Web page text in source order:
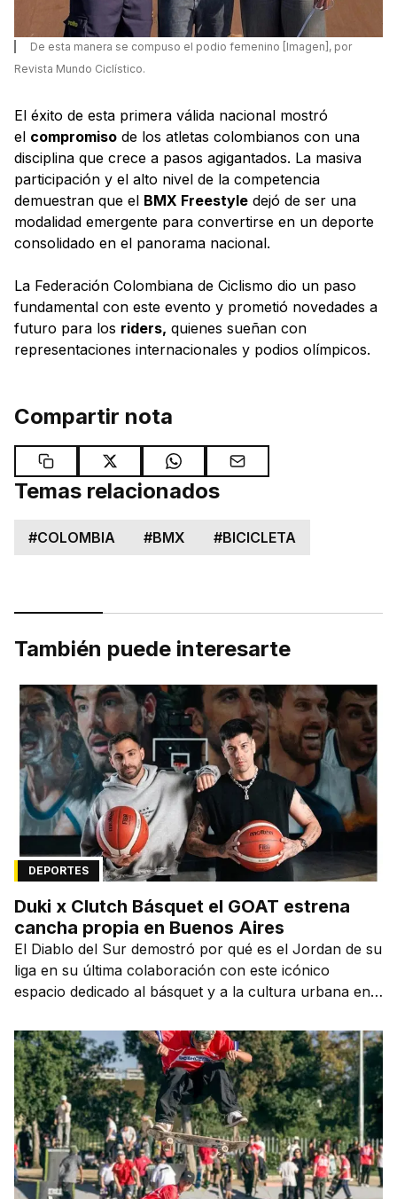
De esta manera se compuso el podio femenino [Imagen], por
Revista Mundo Ciclístico.
El éxito de esta primera válida nacional mostró
el compromiso de los atletas colombianos con una
disciplina que crece a pasos agigantados. La masiva
participación y el alto nivel de la competencia
demuestran que el BMX Freestyle dejó de ser una
modalidad emergente para convertirse en un deporte
consolidado en el panorama nacional.
La Federación Colombiana de Ciclismo dio un paso
fundamental con este evento y prometió novedades a
futuro para los riders, quienes sueñan con
representaciones internacionales y podios olímpicos.
Compartir nota
Temas relacionados
#COLOMBIA #BMX #BICICLETA
También puede interesarte
DEPORTES
Duki x Clutch Básquet el GOAT estrena
cancha propia en Buenos Aires
El Diablo del Sur demostró por qué es el Jordan de su
liga en su última colaboración con este icónico
espacio dedicado al básquet y a la cultura urbana en